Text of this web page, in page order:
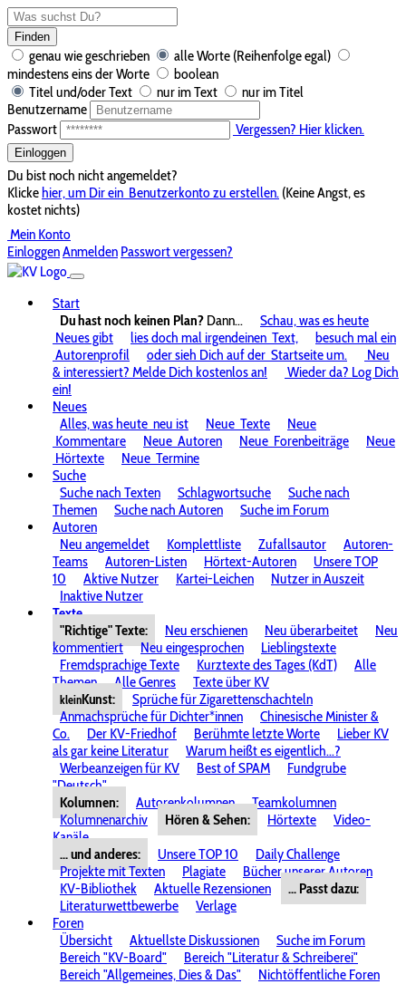
Finden
genau wie geschrieben
alle Worte (Reihenfolge egal)
mindestens eins der Worte
boolean
Titel und/oder Text
nur im Text
nur im Titel
Benutzername
Passwort
Vergessen? Hier klicken.
Einloggen
Du bist noch nicht angemeldet?
Klickehier, um Dir ein Benutzerkonto zu erstellen. (Keine Angst, es
kostet nichts)
Mein Konto
EinloggenAnmelden Passwort vergessen?
Start
Du hast noch keinen Plan? Dann...
Schau, was es heute
Neues gibt
lies doch mal irgendeinen Text,
besuch mal ein
Autorenprofil
oder sieh Dich auf der Startseite um.
Neu
& interessiert? Melde Dich kostenlos an!
Wieder da? Log Dich
ein!
Neues
Alles, was heute neu ist Neue Texte
Neue
Kommentare
Neue Autoren Neue Forenbeiträge
Neue
Hörtexte
Neue Termine
Suche
Suche nach Texten
Schlagwortsuche
Suche nach
Themen
Suche nach Autoren
Suche im Forum
Autoren
Neu angemeldet
Komplettliste Zufallsautor
Autoren-
Teams
Autoren-Listen Hörtext-Autoren
Unsere TOP
10
Aktive Nutzer Kartei-Leichen
Nutzer in Auszeit
Inaktive Nutzer
Texte
"Richtige" Texte:
Neu erschienen Neu überarbeitet
Neu
kommentiert
Neu eingesprochen
Lieblingstexte
Fremdsprachige Texte
Kurztexte des Tages (KdT)
Alle
Themen
Alle Genres Texte über KV
kleinKunst:
Sprüche für Zigarettenschachteln
Anmachsprüche für Dichter*innen
Chinesische Minister &
Co.
Der KV-Friedhof Berühmte letzte Worte
Lieber KV
als gar keine Literatur
Warum heißt es eigentlich...?
Werbeanzeigen für KV
Best of SPAM
Fundgrube
"Deutsch"
Kolumnen:
Autorenkolumnen
Teamkolumnen
Kolumnenarchiv
Hören & Sehen: Hörtexte
Video-
Kanäle
... und anderes:
Unsere TOP 10
Daily Challenge
Projekte mit Texten
Plagiate
Bücher unserer Autoren
KV-Bibliothek
Aktuelle Rezensionen
... Passt dazu:
Literaturwettbewerbe
Verlage
Foren
Übersicht
Aktuellste Diskussionen
Suche im Forum
Bereich "KV-Board"
Bereich "Literatur & Schreiberei"
Bereich "Allgemeines, Dies & Das"
Nichtöffentliche Foren